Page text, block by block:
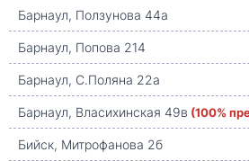
Барнаул, Ползунова 44а
Барнаул, Попова 214
Барнаул, С.Поляна 22а
Барнаул, Власихинская 49в (100%
Бийск, Митрофанова 2б